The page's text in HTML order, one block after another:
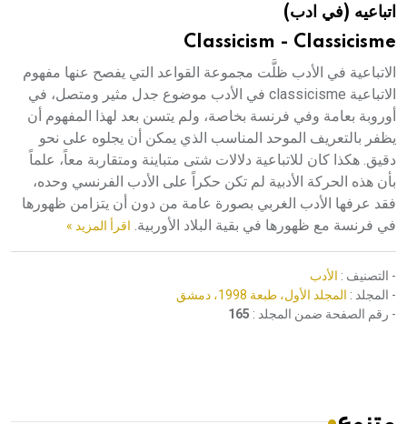
هيئة الموسوعة العربية تطلق موسوعات جديدة في عام 2026اتباعيه (في ادب)
Classicism - Classicisme
الاتباعية في الأدب ظلَّت مجموعة القواعد التي يفصح عنها مفهوم
الاتباعية classicisme في الأدب موضوع جدل مثير ومتصل، في
أوروبة بعامة وفي فرنسة بخاصة، ولم يتسن بعد لهذا المفهوم أن
يظفر بالتعريف الموحد المناسب الذي يمكن أن يجلوه على نحو
دقيق. هكذا كان للاتباعية دلالات شتى متباينة ومتقاربة معاً، علماً
بأن هذه الحركة الأدبية لم تكن حكراً على الأدب الفرنسي وحده،
فقد عرفها الأدب الغربي بصورة عامة من دون أن يتزامن ظهورها
في فرنسة مع ظهورها في بقية البلاد الأوربية. اقرأ المزيد »
- التصنيف : الأدب
- المجلد : المجلد الأول، طبعة 1998، دمشق
- رقم الصفحة ضمن المجلد : 165